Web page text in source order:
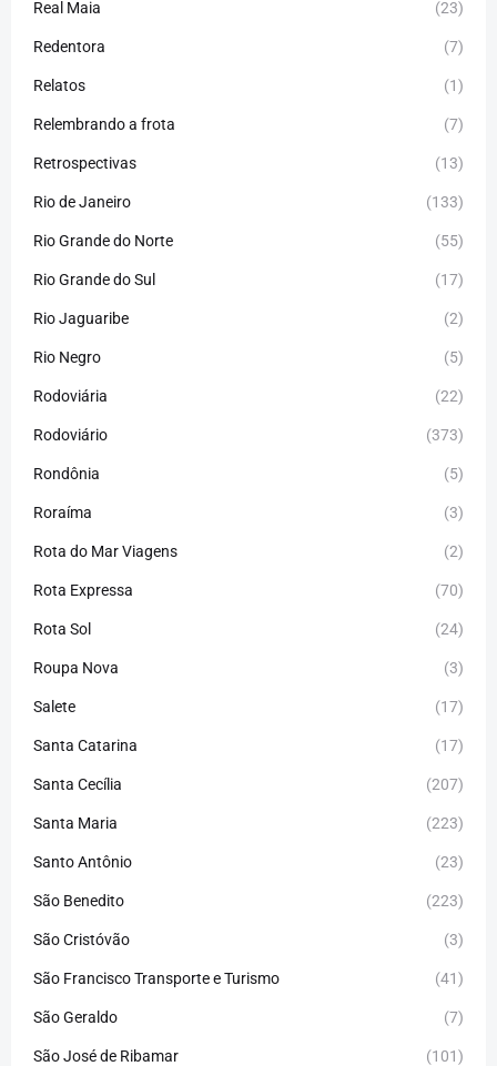
Real Maia (23)
Redentora (7)
Relatos (1)
Relembrando a frota (7)
Retrospectivas (13)
Rio de Janeiro (133)
Rio Grande do Norte (55)
Rio Grande do Sul (17)
Rio Jaguaribe (2)
Rio Negro (5)
Rodoviária (22)
Rodoviário (373)
Rondônia (5)
Roraíma (3)
Rota do Mar Viagens (2)
Rota Expressa (70)
Rota Sol (24)
Roupa Nova (3)
Salete (17)
Santa Catarina (17)
Santa Cecília (207)
Santa Maria (223)
Santo Antônio (23)
São Benedito (223)
São Cristóvão (3)
São Francisco Transporte e Turismo (41)
São Geraldo (7)
São José de Ribamar (101)